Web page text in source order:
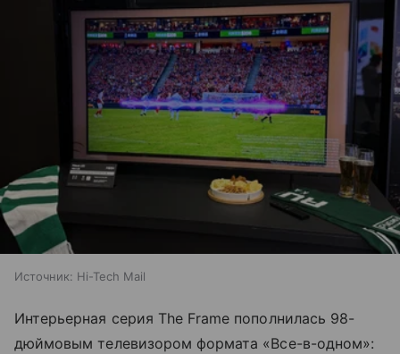
Источник: Hi-Tech Mail
Интерьерная серия The Frame пополнилась 98-
дюймовым телевизором формата «Все-в-одном»: